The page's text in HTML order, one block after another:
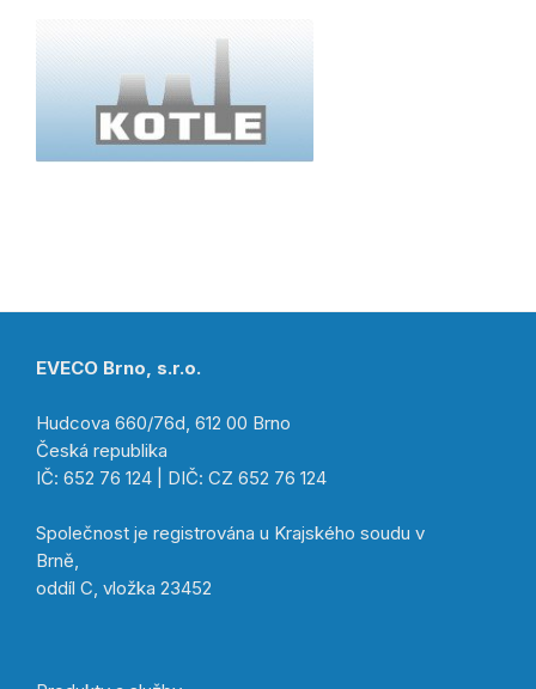
EVECO Brno, s.r.o.
Hudcova 660/76d, 612 00 Brno
Česká republika
IČ: 652 76 124 | DIČ: CZ 652 76 124
Společnost je registrována u Krajského soudu v
Brně,
oddíl C, vložka 23452